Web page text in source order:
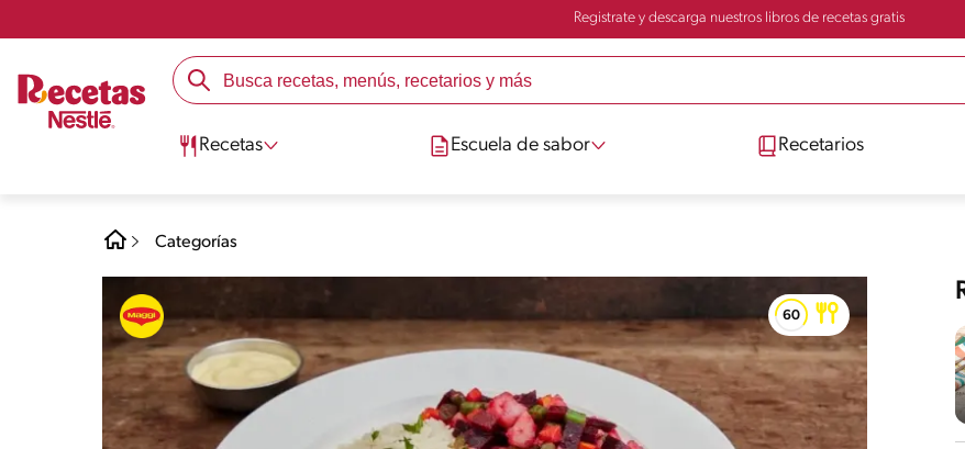
Registrate y descarga nuestros libros de recetas gratis
Recetas Escuela de sabor Recetarios
Categorías